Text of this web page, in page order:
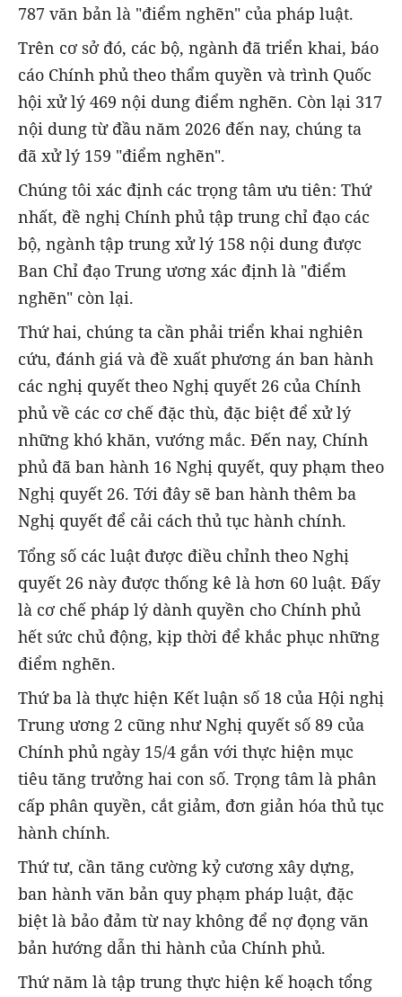
787 văn bản là "điểm nghẽn" của pháp luật.
Trên cơ sở đó, các bộ, ngành đã triển khai, báo
cáo Chính phủ theo thẩm quyền và trình Quốc
hội xử lý 469 nội dung điểm nghẽn. Còn lại 317
nội dung từ đầu năm 2026 đến nay, chúng ta
đã xử lý 159 "điểm nghẽn".
Chúng tôi xác định các trọng tâm ưu tiên: Thứ
nhất, đề nghị Chính phủ tập trung chỉ đạo các
bộ, ngành tập trung xử lý 158 nội dung được
Ban Chỉ đạo Trung ương xác định là "điểm
nghẽn" còn lại.
Thứ hai, chúng ta cần phải triển khai nghiên
cứu, đánh giá và đề xuất phương án ban hành
các nghị quyết theo Nghị quyết 26 của Chính
phủ về các cơ chế đặc thù, đặc biệt để xử lý
những khó khăn, vướng mắc. Đến nay, Chính
phủ đã ban hành 16 Nghị quyết, quy phạm theo
Nghị quyết 26. Tới đây sẽ ban hành thêm ba
Nghị quyết để cải cách thủ tục hành chính.
Tổng số các luật được điều chỉnh theo Nghị
quyết 26 này được thống kê là hơn 60 luật. Đấy
là cơ chế pháp lý dành quyền cho Chính phủ
hết sức chủ động, kịp thời để khắc phục những
điểm nghẽn.
Thứ ba là thực hiện Kết luận số 18 của Hội nghị
Trung ương 2 cũng như Nghị quyết số 89 của
Chính phủ ngày 15/4 gắn với thực hiện mục
tiêu tăng trưởng hai con số. Trọng tâm là phân
cấp phân quyền, cắt giảm, đơn giản hóa thủ tục
hành chính.
Thứ tư, cần tăng cường kỷ cương xây dựng,
ban hành văn bản quy phạm pháp luật, đặc
biệt là bảo đảm từ nay không để nợ đọng văn
bản hướng dẫn thi hành của Chính phủ.
Thứ năm là tập trung thực hiện kế hoạch tổng